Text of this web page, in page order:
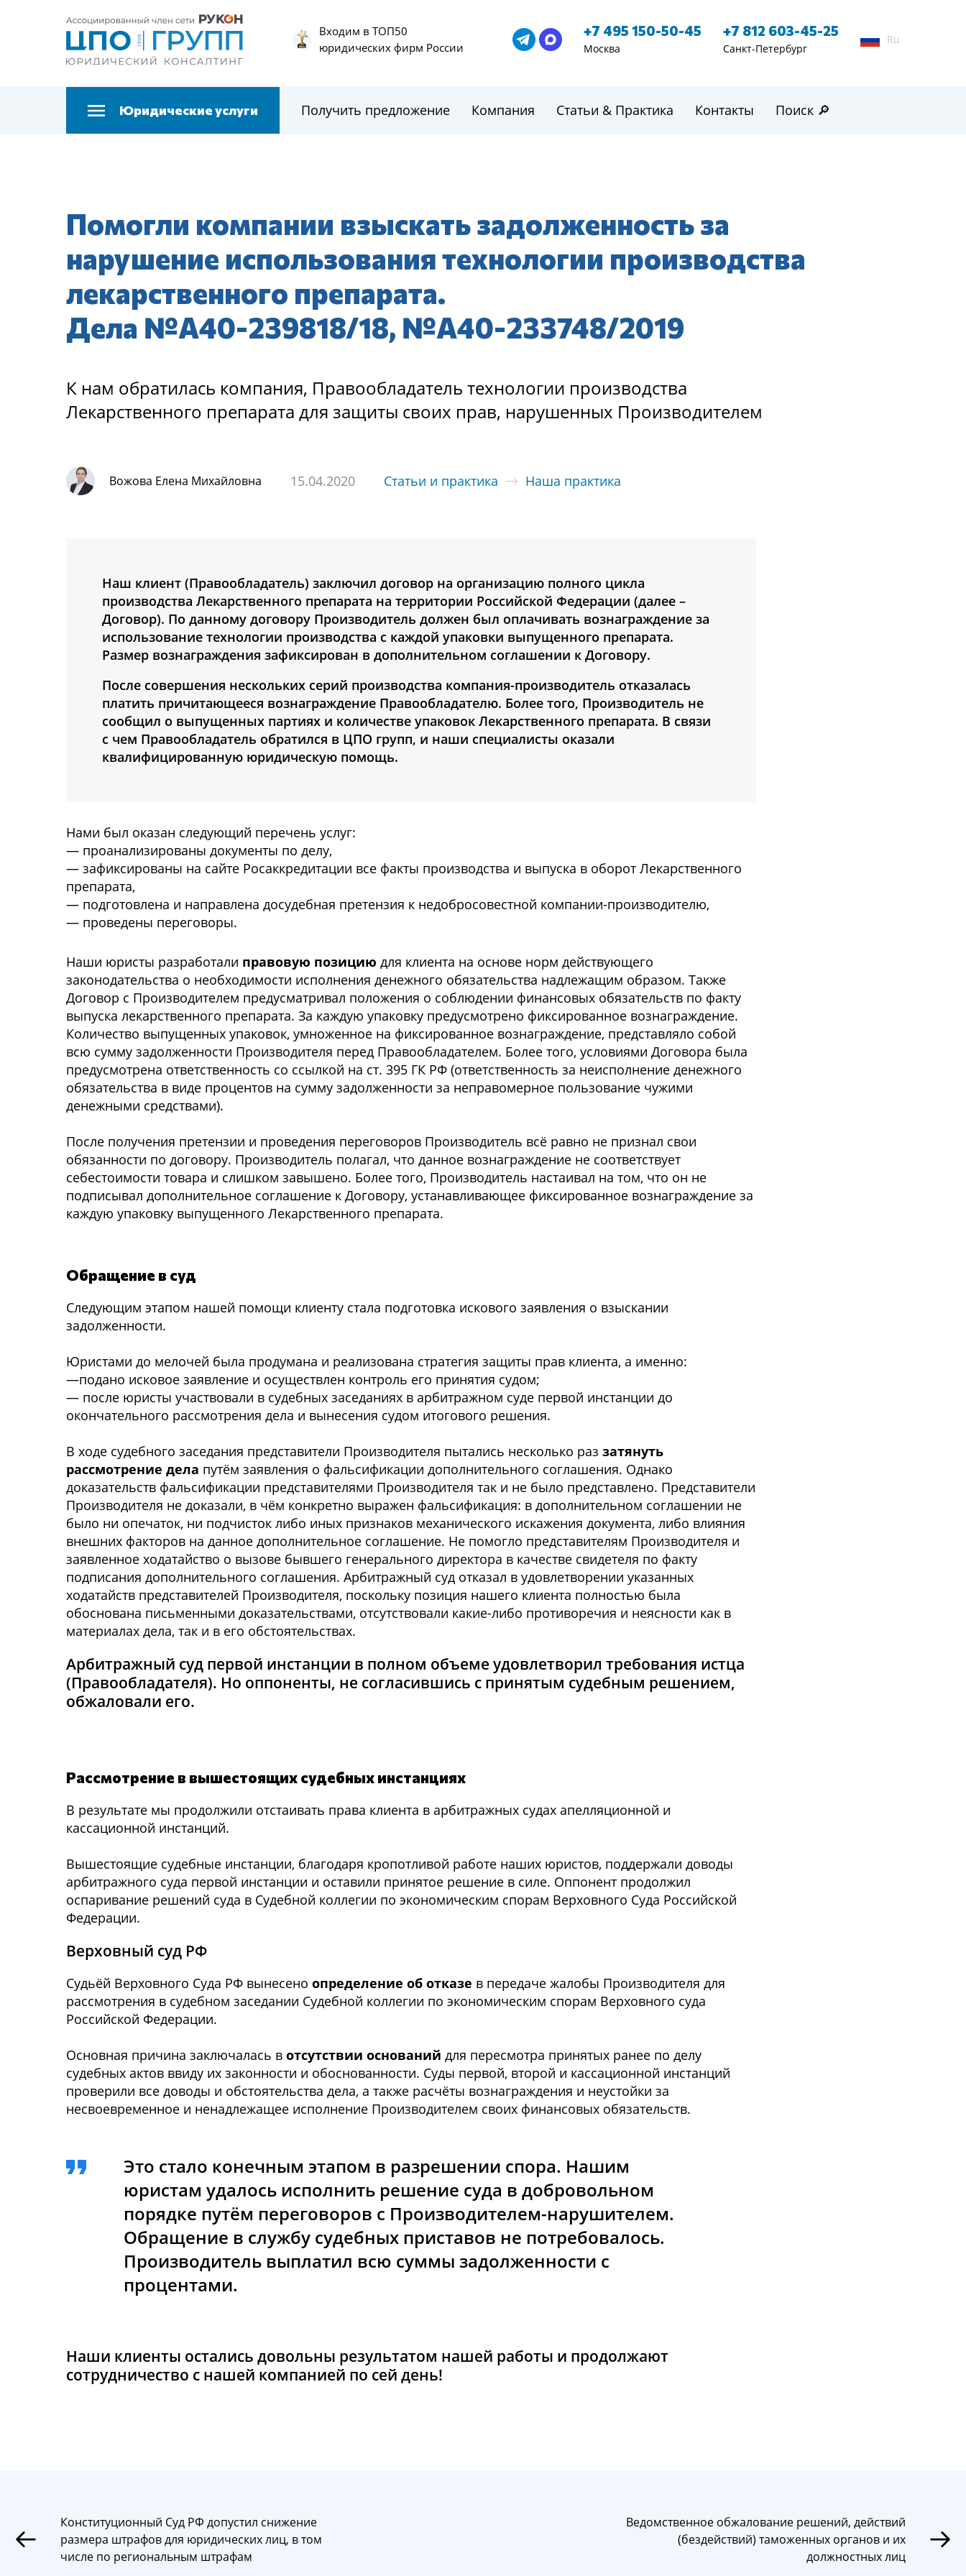
Входим в ТОП50
юридических фирм России
+7 495 150-50-45
Москва
+7 812 603-45-25
Санкт-Петербург
Ru
Юридические услуги Получить предложение Компания Статьи & Практика Контакты Поиск 🔎
Помогли компании взыскать задолженность за
нарушение использования технологии производства
лекарственного препарата.
Дела №А40-239818/18, №А40-233748/2019
К нам обратилась компания, Правообладатель технологии производства
Лекарственного препарата для защиты своих прав, нарушенных Производителем
Вожова Елена Михайловна 15.04.2020 Статьи и практика Наша практика
Наш клиент (Правообладатель) заключил договор на организацию полного цикла
производства Лекарственного препарата на территории Российской Федерации (далее –
Договор). По данному договору Производитель должен был оплачивать вознаграждение за
использование технологии производства с каждой упаковки выпущенного препарата.
Размер вознаграждения зафиксирован в дополнительном соглашении к Договору.
После совершения нескольких серий производства компания-производитель отказалась
платить причитающееся вознаграждение Правообладателю. Более того, Производитель не
сообщил о выпущенных партиях и количестве упаковок Лекарственного препарата. В связи
с чем Правообладатель обратился в ЦПО групп, и наши специалисты оказали
квалифицированную юридическую помощь.
Нами был оказан следующий перечень услуг:
— проанализированы документы по делу,
— зафиксированы на сайте Росаккредитации все факты производства и выпуска в оборот Лекарственного
препарата,
— подготовлена и направлена досудебная претензия к недобросовестной компании-производителю,
— проведены переговоры.
Наши юристы разработали правовую позицию для клиента на основе норм действующего
законодательства о необходимости исполнения денежного обязательства надлежащим образом. Также
Договор с Производителем предусматривал положения о соблюдении финансовых обязательств по факту
выпуска лекарственного препарата. За каждую упаковку предусмотрено фиксированное вознаграждение.
Количество выпущенных упаковок, умноженное на фиксированное вознаграждение, представляло собой
всю сумму задолженности Производителя перед Правообладателем. Более того, условиями Договора была
предусмотрена ответственность со ссылкой на ст. 395 ГК РФ (ответственность за неисполнение денежного
обязательства в виде процентов на сумму задолженности за неправомерное пользование чужими
денежными средствами).
После получения претензии и проведения переговоров Производитель всё равно не признал свои
обязанности по договору. Производитель полагал, что данное вознаграждение не соответствует
себестоимости товара и слишком завышено. Более того, Производитель настаивал на том, что он не
подписывал дополнительное соглашение к Договору, устанавливающее фиксированное вознаграждение за
каждую упаковку выпущенного Лекарственного препарата.
Обращение в суд
Следующим этапом нашей помощи клиенту стала подготовка искового заявления о взыскании
задолженности.
Юристами до мелочей была продумана и реализована стратегия защиты прав клиента, а именно:
—подано исковое заявление и осуществлен контроль его принятия судом;
— после юристы участвовали в судебных заседаниях в арбитражном суде первой инстанции до
окончательного рассмотрения дела и вынесения судом итогового решения.
В ходе судебного заседания представители Производителя пытались несколько раз затянуть
рассмотрение дела путём заявления о фальсификации дополнительного соглашения. Однако
доказательств фальсификации представителями Производителя так и не было представлено. Представители
Производителя не доказали, в чём конкретно выражен фальсификация: в дополнительном соглашении не
было ни опечаток, ни подчисток либо иных признаков механического искажения документа, либо влияния
внешних факторов на данное дополнительное соглашение. Не помогло представителям Производителя и
заявленное ходатайство о вызове бывшего генерального директора в качестве свидетеля по факту
подписания дополнительного соглашения. Арбитражный суд отказал в удовлетворении указанных
ходатайств представителей Производителя, поскольку позиция нашего клиента полностью была
обоснована письменными доказательствами, отсутствовали какие-либо противоречия и неясности как в
материалах дела, так и в его обстоятельствах.
Арбитражный суд первой инстанции в полном объеме удовлетворил требования истца
(Правообладателя). Но оппоненты, не согласившись с принятым судебным решением,
обжаловали его.
Рассмотрение в вышестоящих судебных инстанциях
В результате мы продолжили отстаивать права клиента в арбитражных судах апелляционной и
кассационной инстанций.
Вышестоящие судебные инстанции, благодаря кропотливой работе наших юристов, поддержали доводы
арбитражного суда первой инстанции и оставили принятое решение в силе. Оппонент продолжил
оспаривание решений суда в Судебной коллегии по экономическим спорам Верховного Суда Российской
Федерации.
Верховный суд РФ
Судьёй Верховного Суда РФ вынесено определение об отказе в передаче жалобы Производителя для
рассмотрения в судебном заседании Судебной коллегии по экономическим спорам Верховного суда
Российской Федерации.
Основная причина заключалась в отсутствии оснований для пересмотра принятых ранее по делу
судебных актов ввиду их законности и обоснованности. Суды первой, второй и кассационной инстанций
проверили все доводы и обстоятельства дела, а также расчёты вознаграждения и неустойки за
несвоевременное и ненадлежащее исполнение Производителем своих финансовых обязательств.
Это стало конечным этапом в разрешении спора. Нашим
юристам удалось исполнить решение суда в добровольном
порядке путём переговоров с Производителем-нарушителем.
Обращение в службу судебных приставов не потребовалось.
Производитель выплатил всю суммы задолженности с
процентами.
Наши клиенты остались довольны результатом нашей работы и продолжают
сотрудничество с нашей компанией по сей день!
Конституционный Суд РФ допустил снижение
размера штрафов для юридических лиц, в том
числе по региональным штрафам
Ведомственное обжалование решений, действий
(бездействий) таможенных органов и их
должностных лиц